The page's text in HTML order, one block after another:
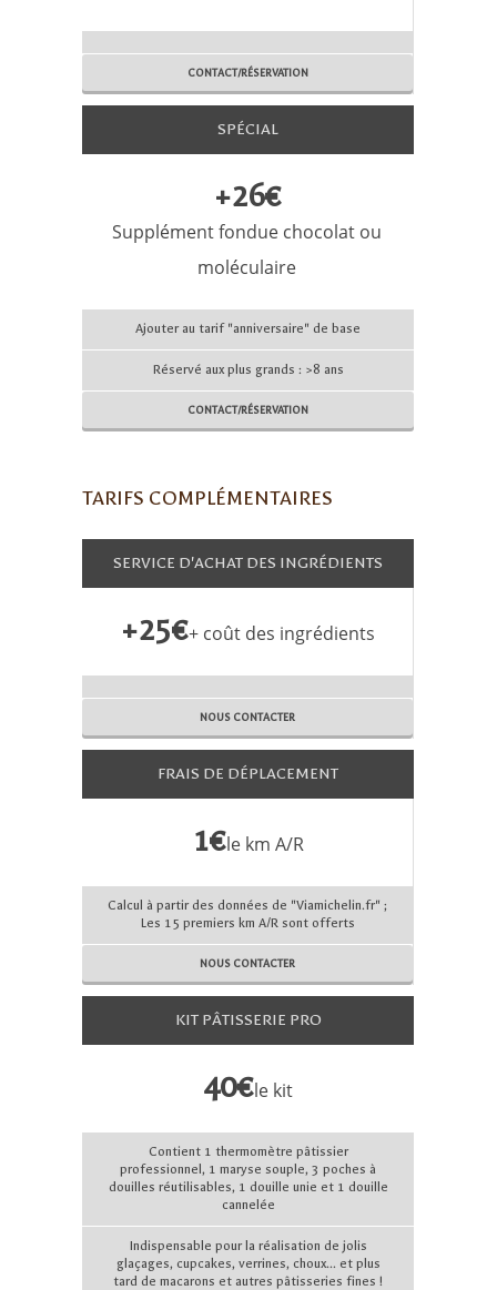
CONTACT/RÉSERVATION
SPÉCIAL
+26€
Supplément fondue chocolat ou
moléculaire
Ajouter au tarif "anniversaire" de base
Réservé aux plus grands : >8 ans
CONTACT/RÉSERVATION
TARIFS COMPLÉMENTAIRES
SERVICE D'ACHAT DES INGRÉDIENTS
+25€+ coût des ingrédients
NOUS CONTACTER
FRAIS DE DÉPLACEMENT
1€le km A/R
Calcul à partir des données de "Viamichelin.fr" ;
Les 15 premiers km A/R sont offerts
NOUS CONTACTER
KIT PÂTISSERIE PRO
40€le kit
Contient 1 thermomètre pâtissier
professionnel, 1 maryse souple, 3 poches à
douilles réutilisables, 1 douille unie et 1 douille
cannelée
Indispensable pour la réalisation de jolis
glaçages, cupcakes, verrines, choux... et plus
tard de macarons et autres pâtisseries fines !